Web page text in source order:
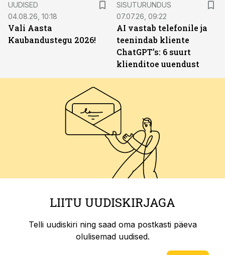
UUDISED
04.08.26, 10:18
Vali Aasta
Kaubandustegu 2026!
SISUTURUNDUS
07.07.26, 09:22
AI vastab telefonile ja
teenindab kliente
ChatGPT’s: 6 suurt
klienditoe uuendust
LIITU UUDISKIRJAGA
Telli uudiskiri ning saad oma postkasti päeva
olulisemad uudised.